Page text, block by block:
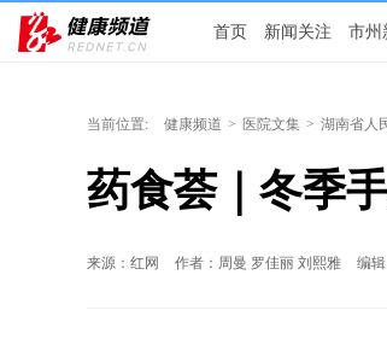
首页 新闻关注 市州
当前位置: 健康频道 > 医院文集 > 湖南省人
药食荟｜冬季
来源：红网 作者：周曼 罗佳丽 刘熙雅 编